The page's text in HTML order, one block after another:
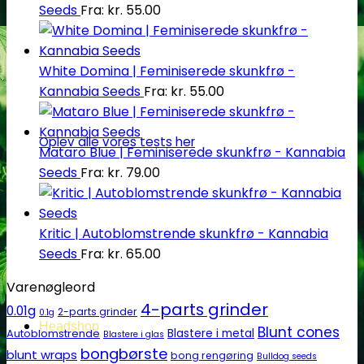
Oplev alle vores tests her
Headshop
Seeds Fra: kr. 55.00
White Domina | Feminiserede skunkfrø -
Kannabia Seeds Fra: kr. 55.00
Mataro Blue | Feminiserede skunkfrø - Kannabia
Seeds Fra: kr. 79.00
Kritic | Autoblomstrende skunkfrø - Kannabia
Seeds Fra: kr. 65.00
Varenøgleord
0.01g 0.1g 2-parts grinder 4-parts grinder
Autoblomstrende Blastere i glas Blastere i metal Blunt cones
blunt wraps bongbørste bong rengøring Bulldog seeds